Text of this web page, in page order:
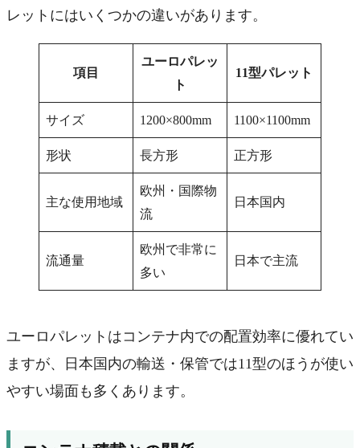
レットにはいくつかの違いがあります。
項目
ユーロパレッ
ト
11型パレット
サイズ 1200×800mm 1100×1100mm
形状 長方形 正方形
主な使用地域
欧州・国際物
流
日本国内
流通量
欧州で非常に
多い
日本で主流
ユーロパレットはコンテナ内での配置効率に優れてい
ますが、日本国内の輸送・保管では11型のほうが使い
やすい場面も多くあります。